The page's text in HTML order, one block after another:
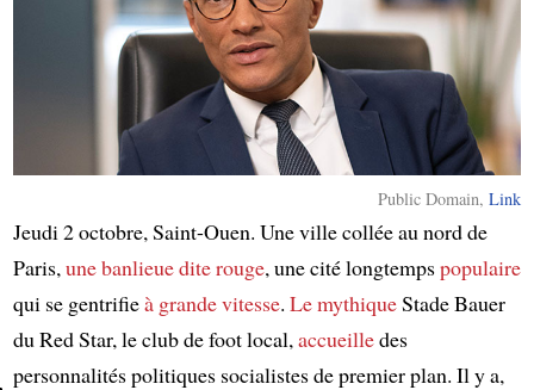
Public Domain,Link
Jeudi 2 octobre, Saint-Ouen. Une ville collée au nord de
Paris,une banlieue dite rouge, une cité longtempspopulaire
qui se gentrifieà grande vitesse. Le mythiqueStade Bauer
du Red Star, le club de foot local,accueilledes
personnalités politiques socialistes de premier plan. Il y a,